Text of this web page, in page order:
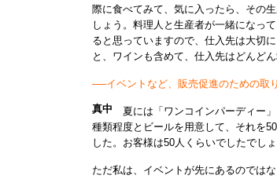
際に食べてみて、気に入ったら、その
しょう。料理人と生産者が一緒になっ
ると思っていますので、仕入先は大切
と、ワインも含めて、仕入先はどんどん
──イベントなど、販売促進のための取
真中
夏には「ワンコインパーディー
種類程度とビールを用意して、それを
した。お客様は50人くらいでしたでしょ
ただ私は、イベントが先にあるのでは